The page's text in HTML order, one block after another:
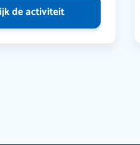
de activiteit